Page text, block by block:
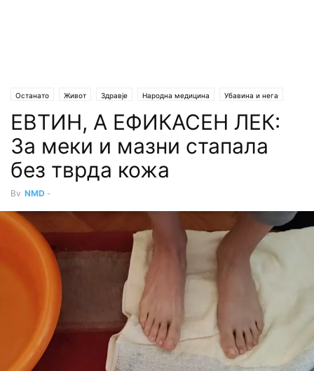
Останато Живот Здравје Народна медицина Убавина и нега
ЕВТИН, А ЕФИКАСЕН ЛЕК:
За меки и мазни стапала
без тврда кожа
By NMD -